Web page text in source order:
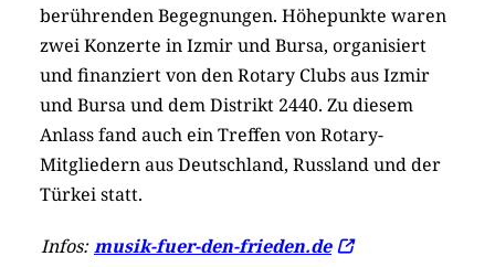
berührenden Begegnungen. Höhepunkte waren
zwei Konzerte in Izmir und Bursa, organisiert
und finanziert von den Rotary Clubs aus Izmir
und Bursa und dem Distrikt 2440. Zu diesem
Anlass fand auch ein Treffen von Rotary-
Mitgliedern aus Deutschland, Russland und der
Türkei statt.
Infos:musik-fuer-den-frieden.de